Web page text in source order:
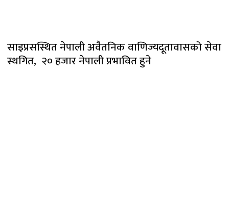
साइप्रसस्थित नेपाली अवैतनिक वाणिज्यदूतावासको सेवा
स्थगित, २० हजार नेपाली प्रभावित हुने